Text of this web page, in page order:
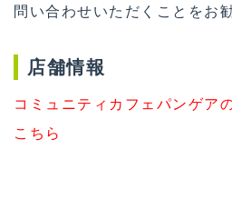
問い合わせいただくことをお
店舗情報
コミュニティカフェパンゲア
こちら